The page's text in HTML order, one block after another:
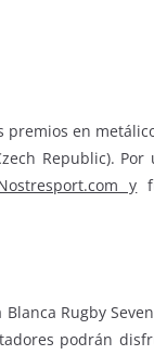
en
Republic).
y
Rugby
podrán